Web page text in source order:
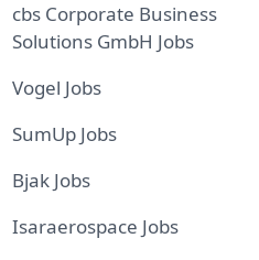
cbs Corporate Business
Solutions GmbH Jobs
Vogel Jobs
SumUp Jobs
Bjak Jobs
Isaraerospace Jobs